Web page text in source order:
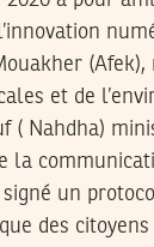
et de
( Nahdha)
la
un
des